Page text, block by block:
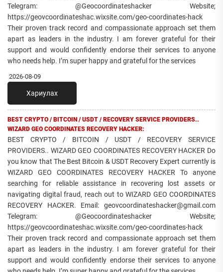
Telegram: @Geocoordinateshacker Website;
https://geovcoordinateshac.wixsite.com/geo-coordinates-hack
Their proven track record and compassionate approach set them
apart as leaders in the industry. I am forever grateful for their
support and would confidently endorse their services to anyone
who needs help. I’m super happy and grateful for the services
2026-08-09
Хариулах
BEST CRYPTO / BITCOIN / USDT / RECOVERY SERVICE PROVIDERS..
WIZARD GEO COORDINATES RECOVERY HACKER:
BEST CRYPTO / BITCOIN / USDT / RECOVERY SERVICE
PROVIDERS.. WIZARD GEO COORDINATES RECOVERY HACKER Do
you know that The Best Bitcoin & USDT Recovery Expert currently is
WIZARD GEO COORDINATES RECOVERY HACKER To anyone
searching for reliable assistance in recovering lost assets or
navigating digital fraud, reach out to WIZARD GEO COORDINATES
RECOVERY HACKER. Email: geovcoordinateshacker@gmail.com
Telegram: @Geocoordinateshacker Website;
https://geovcoordinateshac.wixsite.com/geo-coordinates-hack
Their proven track record and compassionate approach set them
apart as leaders in the industry. I am forever grateful for their
support and would confidently endorse their services to anyone